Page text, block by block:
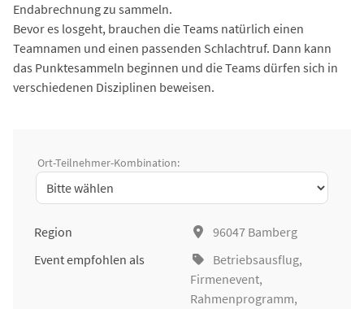
Endabrechnung zu sammeln.
Bevor es losgeht, brauchen die Teams natürlich einen
Teamnamen und einen passenden Schlachtruf. Dann kann
das Punktesammeln beginnen und die Teams dürfen sich in
verschiedenen Disziplinen beweisen.
Ort-Teilnehmer-Kombination:
Region
96047 Bamberg
Event empfohlen als
Betriebsausflug,
Firmenevent,
Rahmenprogramm,